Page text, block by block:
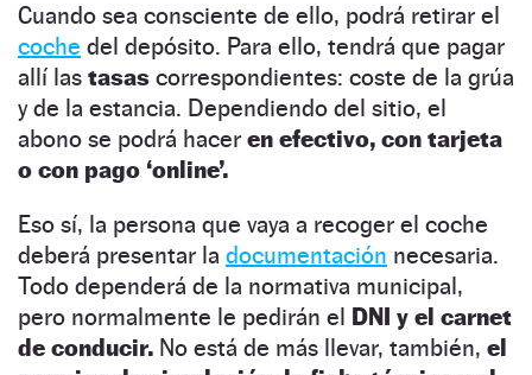
Cuando sea consciente de ello, podrá retirar el
coche del depósito. Para ello, tendrá que pagar
allí las tasas correspondientes: coste de la grúa
y de la estancia. Dependiendo del sitio, el
abono se podrá hacer en efectivo, con tarjeta
o con pago ‘online’.
Eso sí, la persona que vaya a recoger el coche
deberá presentar la documentación necesaria.
Todo dependerá de la normativa municipal,
pero normalmente le pedirán el DNI y el carnet
de conducir. No está de más llevar, también, el